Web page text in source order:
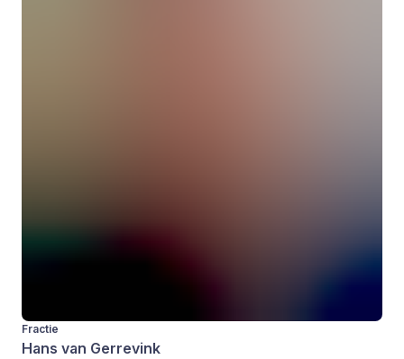
Fractie
Hans van Gerrevink